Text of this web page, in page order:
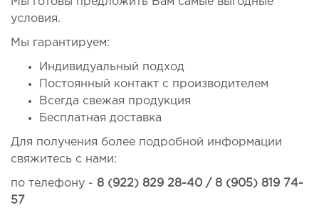
условия.
Мы гарантируем:
Индивидуальный подход
Постоянный контакт с производителем
Всегда свежая продукция
Бесплатная доставка
Для получения более подробной информации
свяжитесь с нами:
по телефону - 8 (922) 829 28-40 / 8 (905) 819 74-
57